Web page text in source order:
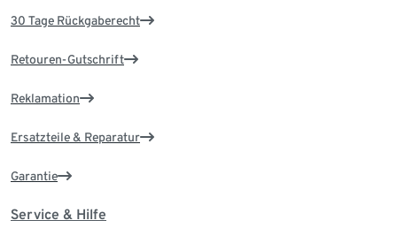
30 Tage Rückgaberecht
Retouren-Gutschrift
Reklamation
Ersatzteile & Reparatur
Garantie
Service & Hilfe